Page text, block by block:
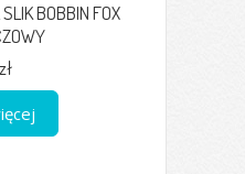
BOBBIN FOX